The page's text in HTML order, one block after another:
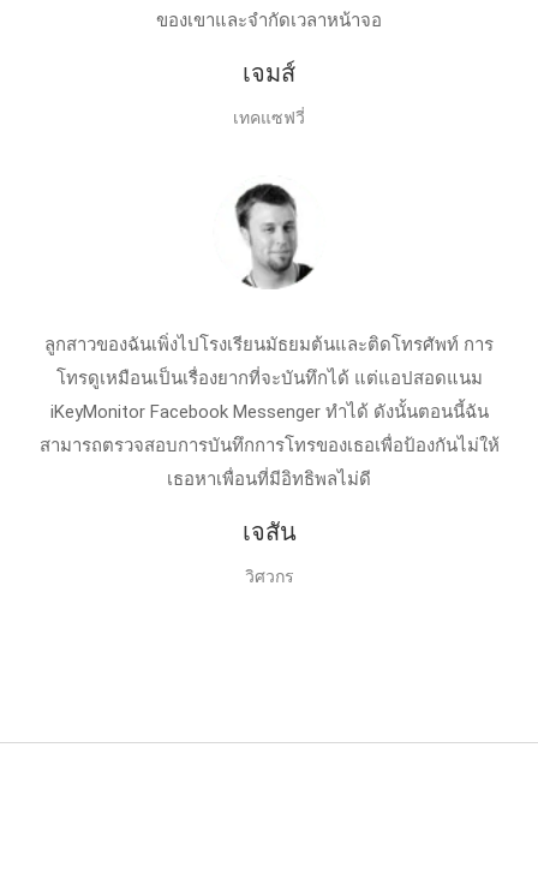
ของเขาและจํากัดเวลาหน้าจอ
เจมส์
เทคแซฟวี่
ลูกสาวของฉันเพิ่งไปโรงเรียนมัธยมต้นและติดโทรศัพท์ การ
โทรดูเหมือนเป็นเรื่องยากที่จะบันทึกได้ แต่แอปสอดแนม
iKeyMonitor Facebook Messenger ทําได้ ดังนั้นตอนนี้ฉัน
สามารถตรวจสอบการบันทึกการโทรของเธอเพื่อป้องกันไม่ให้
เธอหาเพื่อนที่มีอิทธิพลไม่ดี
เจสัน
วิศวกร